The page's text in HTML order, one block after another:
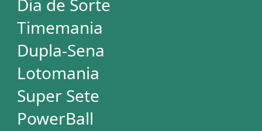
SUPORTE
Idioma
Dúvidas
Termos de Uso
Privacidade